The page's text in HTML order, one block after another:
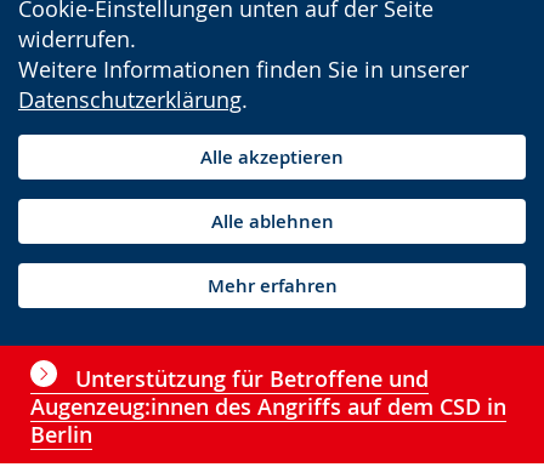
Cookie-Einstellungen unten auf der Seite
widerrufen.
Weitere Informationen finden Sie in unserer
Datenschutzerklärung.
Alle akzeptieren
Alle ablehnen
Mehr erfahren
Unterstützung für Betroffene und
Augenzeug:innen des Angriffs auf dem CSD in
Berlin